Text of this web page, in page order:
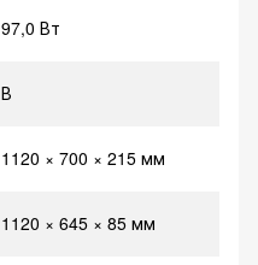
97,0 Вт
В
1120 × 700 × 215 мм
1120 × 645 × 85 мм